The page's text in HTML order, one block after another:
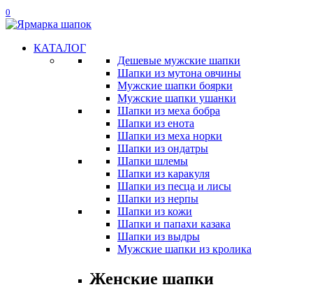
0
КАТАЛОГ
Дешевые мужские шапки
Шапки из мутона овчины
Мужские шапки боярки
Мужские шапки ушанки
Шапки из меха бобра
Шапки из енота
Шапки из меха норки
Шапки из ондатры
Шапки шлемы
Шапки из каракуля
Шапки из песца и лисы
Шапки из нерпы
Шапки из кожи
Шапки и папахи казака
Шапки из выдры
Мужские шапки из кролика
Женские шапки